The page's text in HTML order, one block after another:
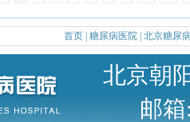
首页 糖尿病医院 北京糖尿
甜水园东
邮箱